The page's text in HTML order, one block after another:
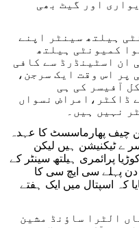
اور گیٹ بھی
ہیلتھ سینٹر اپنے
کمیونٹی ہیلتھ
ان اسٹینڈرڈ سے کافی
پر اس وقت ایک سرجن،
آفیسر کی ہی
ڈاکٹر،امراض نسواں
نہیں ہیں۔
چیف پھارماسسٹ کا عہدہ
ے ٹیکنیشن ہیں لیکن
پرائمری ہیلتھ سینٹر کے
دن پہلے سی ایچ سی کا
کہ اسپتال میں ایک ہفتے
الٹرا ساؤنڈ مشین